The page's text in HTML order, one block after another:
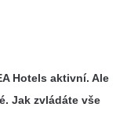
Hotels aktivní. Ale
Jak zvládáte vše